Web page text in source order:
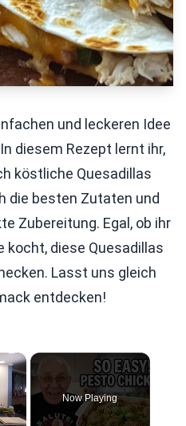
und leckeren Idee
diesem Rezept lernt ihr,
köstliche Quesadillas
die besten Zutaten und
Zubereitung. Egal, ob ihr
kocht, diese Quesadillas
Lasst uns gleich
entdecken!
×
Now Playing